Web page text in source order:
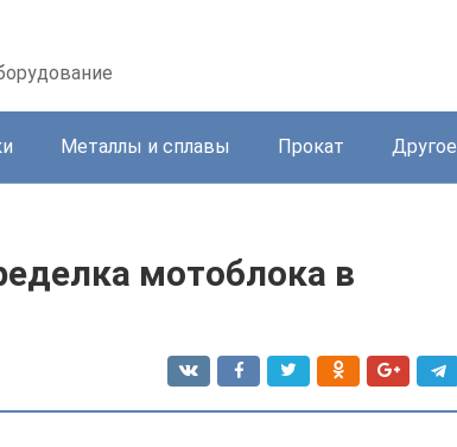
Металлы и сплавы Прокат Другое
мотоблока в